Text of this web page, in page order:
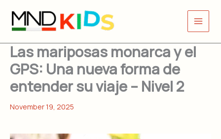
content
Las mariposas monarca y el
GPS: Una nueva forma de
entender su viaje – Nivel 2